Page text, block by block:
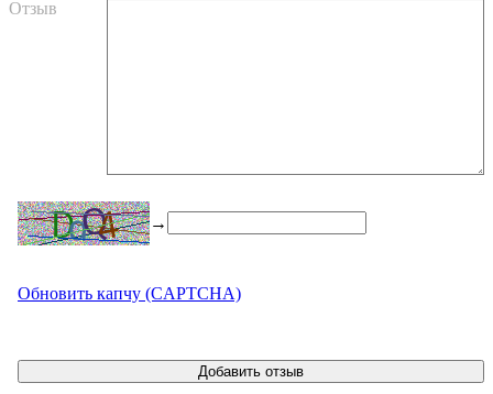
Отзыв
→
Обновить капчу (CAPTCHA)